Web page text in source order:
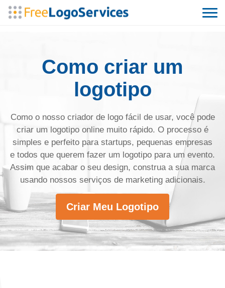
Como criar um
logotipo
Como o nosso criador de logo fácil de usar, você pode
criar um logotipo online muito rápido. O processo é
simples e perfeito para startups, pequenas empresas
e todos que querem fazer um logotipo para um evento.
Assim que acabar o seu design, construa a sua marca
usando nossos serviços de marketing adicionais.
Criar Meu Logotipo